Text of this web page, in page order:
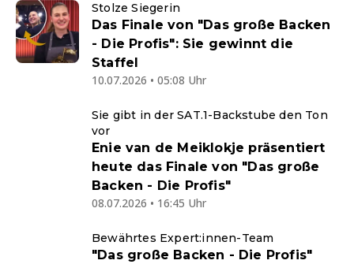
Stolze Siegerin
Das Finale von "Das große Backen
- Die Profis": Sie gewinnt die
Staffel
10.07.2026 • 05:08 Uhr
Sie gibt in der SAT.1-Backstube den Ton
vor
Enie van de Meiklokje präsentiert
heute das Finale von "Das große
Backen - Die Profis"
08.07.2026 • 16:45 Uhr
Bewährtes Expert:innen-Team
"Das große Backen - Die Profis"